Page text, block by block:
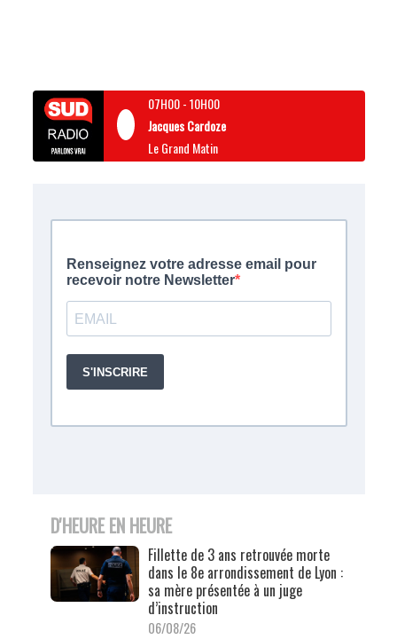
07H00-10H00
Jacques Cardoze
Le Grand Matin
D'HEURE EN HEURE
Fillette de 3 ans retrouvée morte
dans le 8e arrondissement de Lyon :
sa mère présentée à un juge
d’instruction
06/08/26